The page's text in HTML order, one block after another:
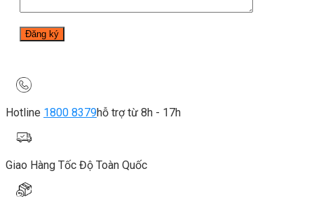
Hotline 1800 8379hỗ trợ từ 8h - 17h
Giao Hàng Tốc Độ Toàn Quốc